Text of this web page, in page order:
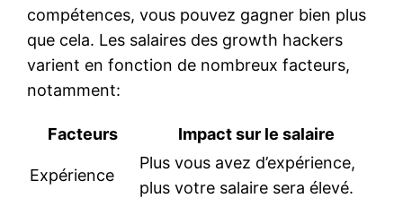
compétences, vous pouvez gagner bien plus
que cela. Les salaires des growth hackers
varient en fonction de nombreux facteurs,
notamment:
Facteurs Impact sur le salaire
Expérience
Plus vous avez d’expérience,
plus votre salaire sera élevé.